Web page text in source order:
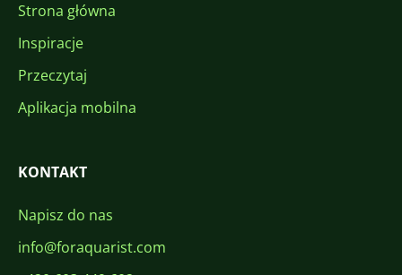
Strona główna
Inspiracje
Przeczytaj
Aplikacja mobilna
KONTAKT
Napisz do nas
info@foraquarist.com